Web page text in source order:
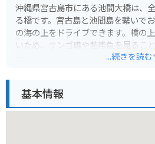
沖縄県宮古島市にある池間大橋は、
る橋です。宮古島と池間島を繋いで
の海の上をドライブできます。橋の
いため、サンゴ礁や熱帯魚を見ること
で渡る際は、海風を感じながら、開
橋のたもとには、お土産屋さんや食
...続きを読む
基本情報